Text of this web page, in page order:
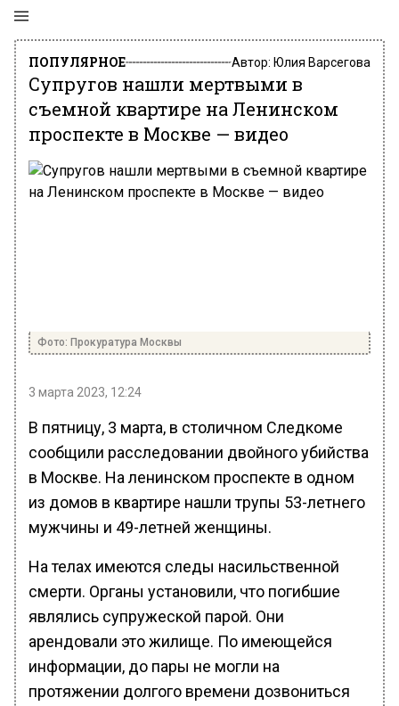
ПОПУЛЯРНОЕ Автор: Юлия Варсегова
Супругов нашли мертвыми в
съемной квартире на Ленинском
проспекте в Москве — видео
Фото: Прокуратура Москвы
3 марта 2023, 12:24
В пятницу, 3 марта, в столичном Следкоме
сообщили расследовании двойного убийства
в Москве. На ленинском проспекте в одном
из домов в квартире нашли трупы 53-летнего
мужчины и 49-летней женщины.
На телах имеются следы насильственной
смерти. Органы установили, что погибшие
являлись супружеской парой. Они
арендовали это жилище. По имеющейся
информации, до пары не могли на
протяжении долгого времени дозвониться